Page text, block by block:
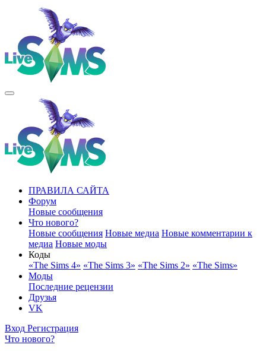
ПРАВИЛА САЙТА
Форум
Новые сообщения
Что нового?
Новые сообщения Новые медиа Новые комментарии к
медиа Новые моды
Коды
«The Sims 4» «The Sims 3» «The Sims 2» «The Sims»
Моды
Последние рецензии
Друзья
VK
Вход Регистрация
Что нового?